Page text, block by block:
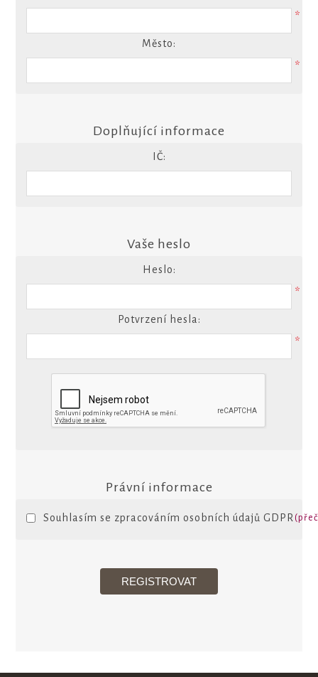
*
Město:
*
Doplňující informace
IČ:
Vaše heslo
Heslo:
*
Potvrzení hesla:
*
Právní informace
Souhlasím se zpracováním osobních údajů GDPR